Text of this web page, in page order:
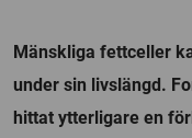
Mänskliga fettceller
under sin livslängd.
hittat ytterligare en